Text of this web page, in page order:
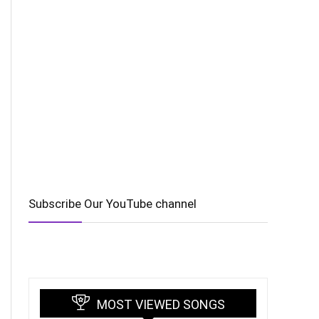
Subscribe Our YouTube channel
MOST VIEWED SONGS